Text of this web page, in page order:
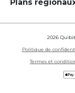
Plans
2026
Politique de
Termes et